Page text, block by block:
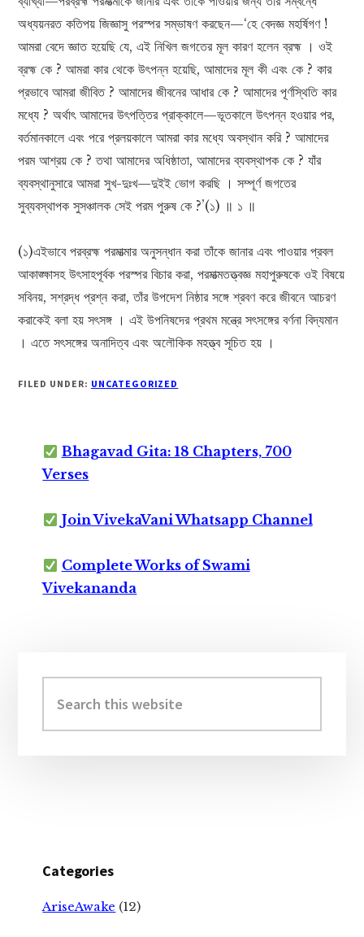
অধ্যয়নরত কতিপয় জিজ্ঞাসু পরস্পর সম্ভাষণ করছেন—‘হে বেদজ্ঞ মহর্ষিগণ !
আমরা বেদে জ্ঞাত হয়েছি যে, এই নিখিল জগতের মূল কারণ হলেন ব্রহ্ম । ওই
ব্রহ্ম কে ? আমরা কার থেকে উৎপন্ন হয়েছি, আমাদের মূল কী এবং কে ? কার
প্রভাবে আমরা জীবিত ? আমাদের জীবনের আধার কে ? আমাদের পূর্ণস্থিতি কার
মধ্যে ? অর্থাৎ আমাদের উৎপত্তির প্রাক্কালে—ভূতকালে উৎপন্ন হওয়ার পর,
বর্তমানকালে এবং পরে প্রলয়কালে আমরা কার মধ্যে অবস্থান করি ? আমাদের
পরম আশ্রয় কে ? তথা আমাদের অধিষ্ঠাতা, আমাদের ব্যবস্থাপক কে ? যাঁর
ব্যবস্থানুসারে আমরা সুখ-দুঃখ—দুইই ভোগ করছি । সম্পূর্ণ জগতের
সুব্যবস্থাপক সুসঞ্চালক সেই পরম পুরুষ কে ?’(১) ॥ ১ ॥
(১)এইভাবে পরব্রহ্ম পরমাত্মার অনুসন্ধান করা তাঁকে জানার এবং পাওয়ার প্রবল
আকাঙ্ক্ষাসহ উৎসাহপূর্বক পরস্পর বিচার করা, পরমাত্মতত্ত্বজ্ঞ মহাপুরুষকে ওই বিষয়ে
সবিনয়, সশ্রদ্ধ প্রশ্ন করা, তাঁর উপদেশ নিষ্ঠার সঙ্গে শ্রবণ করে জীবনে আচরণ
করাকেই বলা হয় সৎসঙ্গ । এই উপনিষদের প্রথম মন্ত্রে সৎসঙ্গের বর্ণনা বিদ্যমান
। এতে সৎসঙ্গের অনাদিত্ব এবং অলৌকিক মহত্ত্ব সূচিত হয় ।
FILED UNDER: UNCATEGORIZED
Bhagavad Gita: 18 Chapters, 700
Verses
Join VivekaVani Whatsapp Channel
Complete Works of Swami
Vivekananda
Sidebar
this
website
Categories
AriseAwake (12)